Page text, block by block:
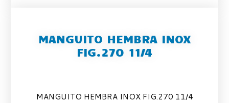
MANGUITO HEMBRA INOX
FIG.270 11/4
MANGUITO HEMBRA INOX FIG.270 11/4